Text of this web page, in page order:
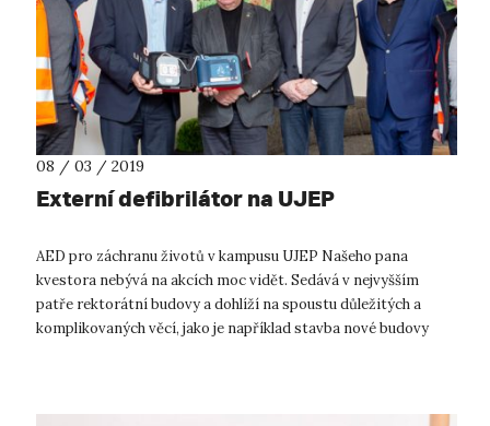
08 / 03 / 2019
Externí defibrilátor na UJEP
AED pro záchranu životů v kampusu UJEP Našeho pana
kvestora nebývá na akcích moc vidět. Sedává v nejvyšším
patře rektorátní budovy a dohlíží na spoustu důležitých a
komplikovaných věcí, jako je například stavba nové budovy